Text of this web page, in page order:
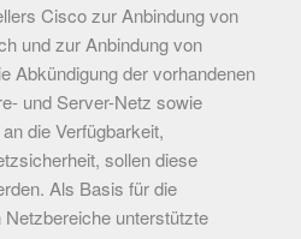
Cisco zur Anbindung von
und zur Anbindung von
Abkündigung der vorhandenen
und Server-Netz sowie
die Verfügbarkeit,
sollen diese
Als Basis für die
unterstützte